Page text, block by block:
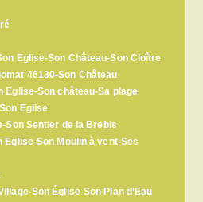
Eglise-Son Château-Son Cloître
46130-Son Château
Eglise-Son château-Sa plage
Eglise
Son Sentier de la Brebis
Eglise-Son Moulin à vent-Ses
Son Église-Son Plan d’Eau